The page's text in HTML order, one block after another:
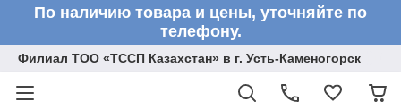
По наличию товара и цены, уточняйте по
телефону.
Филиал ТОО «ТССП Казахстан» в г. Усть-Каменогорск